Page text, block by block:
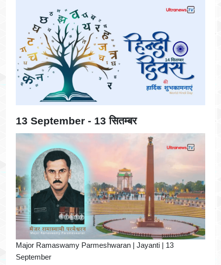
13 September - 13 सितम्बर
Major Ramaswamy Parmeshwaran | Jayanti | 13
September